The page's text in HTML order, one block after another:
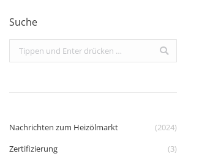
Suche
Search:
Nachrichten zum Heizölmarkt
(2024)
Zertifizierung
(3)